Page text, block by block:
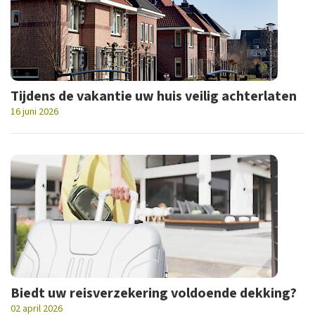
Tijdens de vakantie uw huis veilig achterlaten
16 juni 2026
Biedt uw reisverzekering voldoende dekking?
02 april 2026